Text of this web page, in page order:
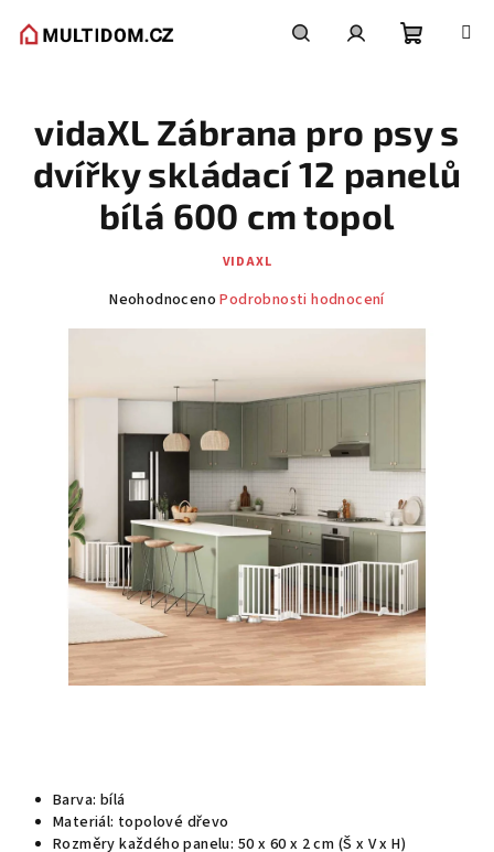
košík
Barva: bílá
Materiál: topolové dřevo
Rozměry každého panelu: 50 x 60 x 2 cm (Š x V x H)
vidaXL Zábrana pro psy s
dvířky skládací 12 panelů
bílá 600 cm topol
VIDAXL
Průměrné
hvězdiček.
Neohodnoceno Podrobnosti hodnocení